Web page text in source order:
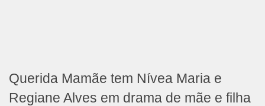
Querida Mamãe tem Nívea Maria e
Regiane Alves em drama de mãe e filha